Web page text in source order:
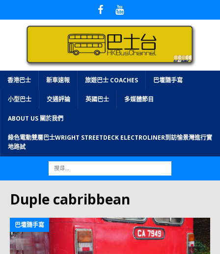
香港巴士 新車速報 旅遊巴士 COACHES 巴壇隨手寫
小型巴士 交通評論 英國巴士 多媒體節目
ABOUT US 關於我們
綠色電動雙層巴士WRIGHT STREETDECK ELECTROLINER到訪愉景灣進行實
地路試
Duple cabribbean
巴壇隨手寫